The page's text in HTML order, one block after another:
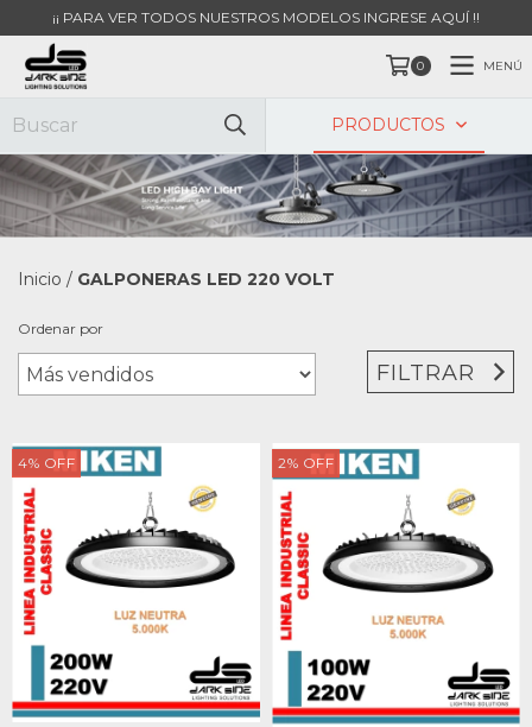
¡¡ PARA VER TODOS NUESTROS MODELOS INGRESE AQUÍ !!
0 MENÚ
PRODUCTOS
Inicio / GALPONERAS LED 220 VOLT
Ordenar por
FILTRAR
4% OFF 2% OFF